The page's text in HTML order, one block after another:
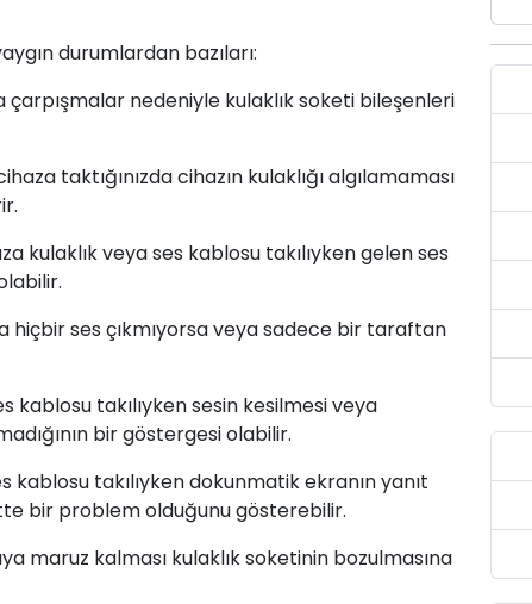
durumlardan bazıları:
nedeniyle kulaklık soketi bileşenleri
taktığınızda cihazın kulaklığı algılamaması
kulaklık veya ses kablosu takılıyken gelen ses
hiçbir ses çıkmıyorsa veya sadece bir taraftan
kablosu takılıyken sesin kesilmesi veya
bir göstergesi olabilir.
kablosu takılıyken dokunmatik ekranın yanıt
bir problem olduğunu gösterebilir.
maruz kalması kulaklık soketinin bozulmasına